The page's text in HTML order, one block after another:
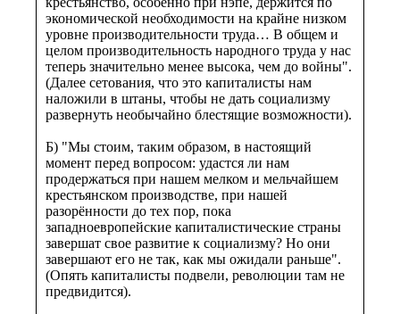
экономической необходимости на крайне низком
уровне производительности труда… В общем и
целом производительность народного труда у нас
теперь значительно менее высока, чем до войны".
(Далее сетования, что это капиталисты нам
наложили в штаны, чтобы не дать социализму
развернуть необычайно блестящие возможности).
Б) "Мы стоим, таким образом, в настоящий
момент перед вопросом: удастся ли нам
продержаться при нашем мелком и мельчайшем
крестьянском производстве, при нашей
разорённости до тех пор, пока
западноевропейские капиталистические страны
завершат свое развитие к социализму? Но они
завершают его не так, как мы ожидали раньше".
(Опять капиталисты подвели, революции там не
предвидится).